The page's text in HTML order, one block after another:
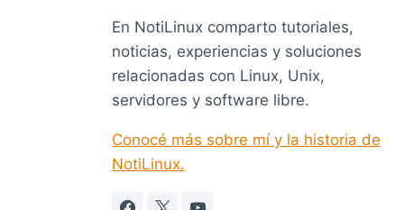
En NotiLinux comparto tutoriales,
noticias, experiencias y soluciones
relacionadas con Linux, Unix,
servidores y software libre.
Conocé más sobre mí y la historia de
NotiLinux.